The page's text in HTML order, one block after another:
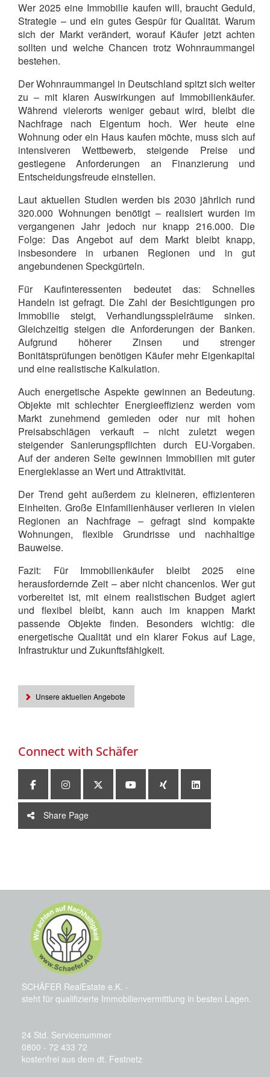
Wer 2025 eine Immobilie kaufen will, braucht Geduld,
Strategie – und ein gutes Gespür für Qualität. Warum
sich der Markt verändert, worauf Käufer jetzt achten
sollten und welche Chancen trotz Wohnraummangel
bestehen.
Der Wohnraummangel in Deutschland spitzt sich weiter
zu – mit klaren Auswirkungen auf Immobilienkäufer.
Während vielerorts weniger gebaut wird, bleibt die
Nachfrage nach Eigentum hoch. Wer heute eine
Wohnung oder ein Haus kaufen möchte, muss sich auf
intensiveren Wettbewerb, steigende Preise und
gestiegene Anforderungen an Finanzierung und
Entscheidungsfreude einstellen.
Laut aktuellen Studien werden bis 2030 jährlich rund
320.000 Wohnungen benötigt – realisiert wurden im
vergangenen Jahr jedoch nur knapp 216.000. Die
Folge: Das Angebot auf dem Markt bleibt knapp,
insbesondere in urbanen Regionen und in gut
angebundenen Speckgürteln.
Für Kaufinteressenten bedeutet das: Schnelles
Handeln ist gefragt. Die Zahl der Besichtigungen pro
Immobilie steigt, Verhandlungsspielräume sinken.
Gleichzeitig steigen die Anforderungen der Banken.
Aufgrund höherer Zinsen und strenger
Bonitätsprüfungen benötigen Käufer mehr Eigenkapital
und eine realistische Kalkulation.
Auch energetische Aspekte gewinnen an Bedeutung.
Objekte mit schlechter Energieeffizienz werden vom
Markt zunehmend gemieden oder nur mit hohen
Preisabschlägen verkauft – nicht zuletzt wegen
steigender Sanierungspflichten durch EU-Vorgaben.
Auf der anderen Seite gewinnen Immobilien mit guter
Energieklasse an Wert und Attraktivität.
Der Trend geht außerdem zu kleineren, effizienteren
Einheiten. Große Einfamilienhäuser verlieren in vielen
Regionen an Nachfrage – gefragt sind kompakte
Wohnungen, flexible Grundrisse und nachhaltige
Bauweise.
Fazit: Für Immobilienkäufer bleibt 2025 eine
herausfordernde Zeit – aber nicht chancenlos. Wer gut
vorbereitet ist, mit einem realistischen Budget agiert
und flexibel bleibt, kann auch im knappen Markt
passende Objekte finden. Besonders wichtig: die
energetische Qualität und ein klarer Fokus auf Lage,
Infrastruktur und Zukunftsfähigkeit.
Unsere aktuellen Angebote
Connect with Schäfer
Share Page
SCHÄFER RealEstate e.K. -
steht für qualifizierte Immobilienvermittlung in besten Lagen.
24 Std. Servicenummer
0800 - 72 433 72
kostenfrei aus dem dt. Festnetz